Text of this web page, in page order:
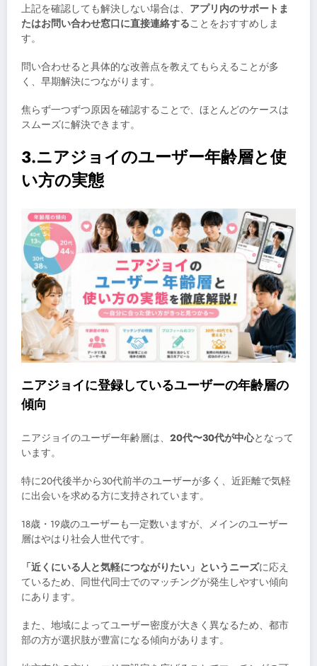
上記を確認しても解決しない場合は、 アプリ内のサポートま
たはお問い合わせ窓口に直接連絡することをおすすめしま
す。
問い合わせると具体的な改善点を教えてもらえることが多
く、早期解決につながります。
焦らず一つずつ原因を確認することで、ほとんどのケースは
スムーズに解決できます。
3.ニアジョイのユーザー年齢層と使
い方の実態
ニアジョイに登録しているユーザーの年齢層の
傾向
ニアジョイのユーザー年齢層は、 20代〜30代が中心となって
います。
特に20代後半から30代前半のユーザーが多く、近距離で気軽
に出会いを求める方に支持されています。
18歳・19歳のユーザーも一定数いますが、メインのユーザー
層はやはり社会人世代です。
「近くにいる人と気軽につながりたい」というニーズに応え
ているため、同世代同士でのマッチングが発生しやすい傾向
にあります。
また、地域によってユーザー密度が大きく異なるため、都市
部の方が選択肢が豊富になる傾向があります。